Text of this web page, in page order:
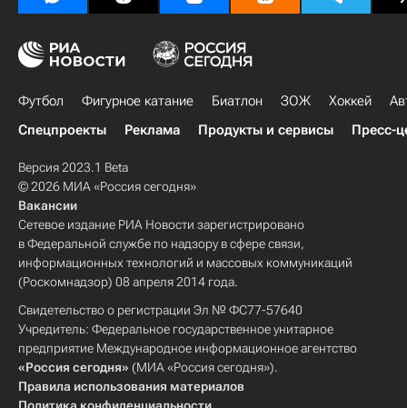
Футбол Фигурное катание Биатлон ЗОЖ Хоккей
Спецпроекты
Реклама Продукты и сервисы Пресс-
Версия 2023.1 Beta
© 2026 МИА «Россия сегодня»
Вакансии
Сетевое издание РИА Новости зарегистрировано
в Федеральной службе по надзору в сфере связи,
информационных технологий и массовых коммуникаций
(Роскомнадзор) 08 апреля 2014 года.
Свидетельство о регистрации Эл № ФС77-57640
Учредитель: Федеральное государственное унитарное
предприятие Международное информационное агентство
«Россия сегодня» (МИА «Россия сегодня»).
Правила использования материалов